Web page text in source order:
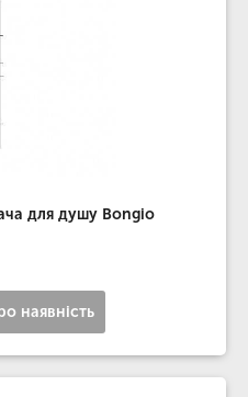
для душу Bongio
наявність